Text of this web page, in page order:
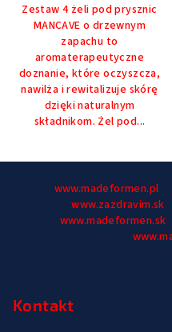
Zestaw 4 żeli pod prysznic
MANCAVE o drzewnym
zapachu to
aromaterapeutyczne
doznanie, które oczyszcza,
nawilża i rewitalizuje skórę
dzięki naturalnym
składnikom. Żel pod...
www.madeformen.pl
www.zazdravim.sk
www.madeformen.sk
Kontakt